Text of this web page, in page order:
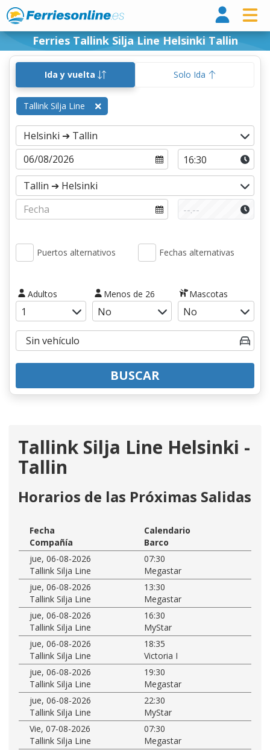
Ferries Tallink Silja Line Helsinki Tallin
Ida y vuelta Solo Ida
Tallink Silja Line
Puertos alternativos Fechas alternativas
Adultos Menos de 26 Mascotas
BUSCAR
Tallink Silja Line Helsinki -
Tallin
Horarios de las Próximas Salidas
Fecha
Calendario
Compañía
Barco
jue, 06-08-2026
07:30
Tallink Silja Line
Megastar
jue, 06-08-2026
13:30
Tallink Silja Line
Megastar
jue, 06-08-2026
16:30
Tallink Silja Line
MyStar
jue, 06-08-2026
18:35
Tallink Silja Line
Victoria I
jue, 06-08-2026
19:30
Tallink Silja Line
Megastar
jue, 06-08-2026
22:30
Tallink Silja Line
MyStar
Vie, 07-08-2026
07:30
Tallink Silja Line
Megastar